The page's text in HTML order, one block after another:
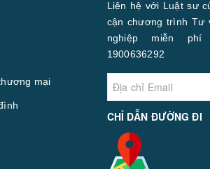
mại
Liên hệ với Luật sư
cận chương trình Tư
nghiệp miễn
1900636292
CHỈ DẪN ĐƯỜNG ĐI